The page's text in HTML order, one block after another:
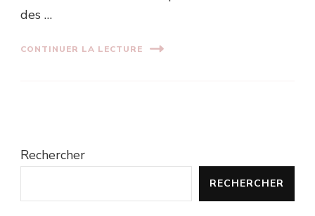
des …
CONTINUER LA LECTURE
Rechercher
RECHERCHER